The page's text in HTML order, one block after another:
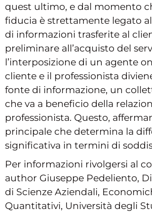
quest ultimo, e dal momento
fiducia è strettamente legato
di informazioni trasferite al
preliminare all’acquisto del
l’interposizione di un agente
cliente e il professionista
fonte di informazione, un
che va a beneficio della
professionista. Questo,
principale che determina la
significativa in termini di
Per informazioni rivolgersi al
author Giuseppe Pedeliento,
di Scienze Aziendali,
Quantitativi, Università degli